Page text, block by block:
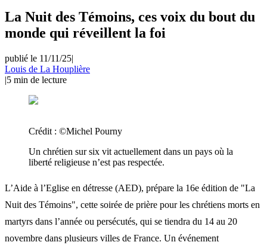
La Nuit des Témoins, ces voix du bout du
monde qui réveillent la foi
publié le 11/11/25|
Louis de La Houplière
|5 min de lecture
Crédit : ©️Michel Pourny
Un chrétien sur six vit actuellement dans un pays où la
liberté religieuse n’est pas respectée.
L’Aide à l’Eglise en détresse (AED), prépare la 16e édition de "La
Nuit des Témoins", cette soirée de prière pour les chrétiens morts en
martyrs dans l’année ou persécutés, qui se tiendra du 14 au 20
novembre dans plusieurs villes de France. Un événement